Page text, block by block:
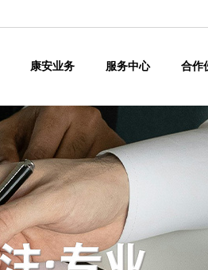
康安业务 服务中心 合作